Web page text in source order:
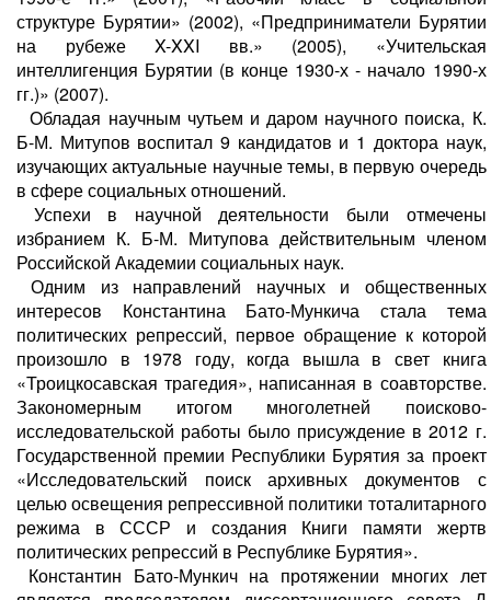
структуре Бурятии» (2002), «Предприниматели Бурятии
на рубеже X-XXI вв.» (2005), «Учительская
интеллигенция Бурятии (в конце 1930-х - начало 1990-х
гг.)» (2007).
Обладая научным чутьем и даром научного поиска, К.
Б-М. Митупов воспитал 9 кандидатов и 1 доктора наук,
изучающих актуальные научные темы, в первую очередь
в сфере социальных отношений.
Успехи в научной деятельности были отмечены
избранием К. Б-М. Митупова действительным членом
Российской Академии социальных наук.
Одним из направлений научных и общественных
интересов Константина Бато-Мункича стала тема
политических репрессий, первое обращение к которой
произошло в 1978 году, когда вышла в свет книга
«Троицкосавская трагедия», написанная в соавторстве.
Закономерным итогом многолетней поисково-
исследовательской работы было присуждение в 2012 г.
Государственной премии Республики Бурятия за проект
«Исследовательский поиск архивных документов с
целью освещения репрессивной политики тоталитарного
режима в СССР и создания Книги памяти жертв
политических репрессий в Республике Бурятия».
Константин Бато-Мункич на протяжении многих лет